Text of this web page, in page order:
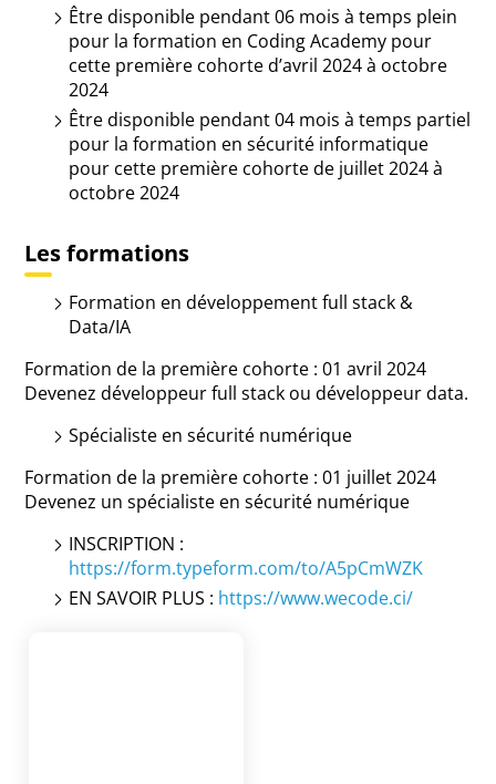
Être disponible pendant 06 mois à temps plein
pour la formation en Coding Academy pour
cette première cohorte d’avril 2024 à octobre
2024
Être disponible pendant 04 mois à temps partiel
pour la formation en sécurité informatique
pour cette première cohorte de juillet 2024 à
octobre 2024
Les formations
Formation en développement full stack &
Data/IA
Formation de la première cohorte : 01 avril 2024
Devenez développeur full stack ou développeur data.
Spécialiste en sécurité numérique
Formation de la première cohorte : 01 juillet 2024
Devenez un spécialiste en sécurité numérique
INSCRIPTION :
https://form.typeform.com/to/A5pCmWZK
EN SAVOIR PLUS : https://www.wecode.ci/